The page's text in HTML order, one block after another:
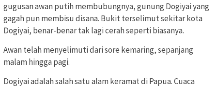
gugusan awan putih membubungnya, gunung Dogiyai yang
gagah pun membisu disana. Bukit terselimut sekitar kota
Dogiyai, benar-benar tak lagi cerah seperti biasanya.
Awan telah menyelimuti dari sore kemaring, sepanjang
malam hingga pagi.
Dogiyai adalah salah satu alam keramat di Papua. Cuaca